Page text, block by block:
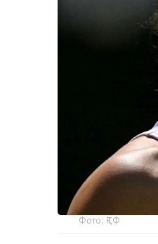
Фото: ҚТФ